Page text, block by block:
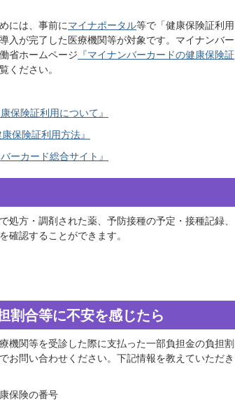
には、事前にマイナポータル等で「健康保険証利用
入が完了した医療機関等が対象です。マイナンバー
省ホームページ 『マイナンバーカードの健康保険証
ください。
保険証利用について』
保険証利用方法』
ーカード総合サイト 』
方・調剤された薬、予防接種の予定・接種記録、
確認することができます。
割合等に不安を感じたら
機関等を受診した際に支払った一部負担金の負担割
お問い合わせください。下記情報を教えていただき
保険の番号